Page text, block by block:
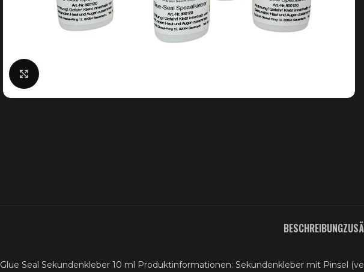
BESCHREIBUNG
Glue Seal Sekundenkleber 10 ml Produktinformationen: Sekundenkleber mit Pinsel